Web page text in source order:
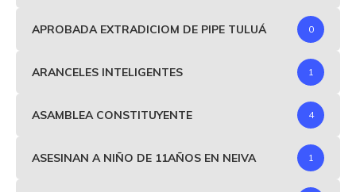
APROBADA EXTRADICIOM DE PIPE TULUÁ 0
ARANCELES INTELIGENTES 1
ASAMBLEA CONSTITUYENTE 4
ASESINAN A NIÑO DE 11AÑOS EN NEIVA 1